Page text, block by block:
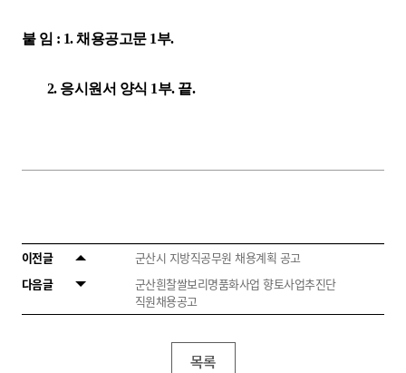
붙 임 : 1. 채용공고문 1부.
2. 응시원서 양식 1부. 끝.
이전글
군산시 지방직공무원 채용계획 공고
다음글
군산흰찰쌀보리명품화사업 향토사업추진단
직원채용공고
목록